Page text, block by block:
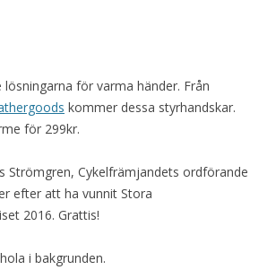
lösningarna för varma händer. Från
kommer dessa styrhandskar.
för 299kr.
Strömgren, Cykelfrämjandets ordförande
efter att ha vunnit Stora
2016. Grattis!
i bakgrunden.